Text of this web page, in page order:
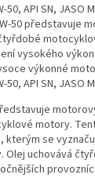
API SN, JASO
50 představuje
vysokého
výkonné
API SN, JASO
motory.
kterým se
Olej uchovává